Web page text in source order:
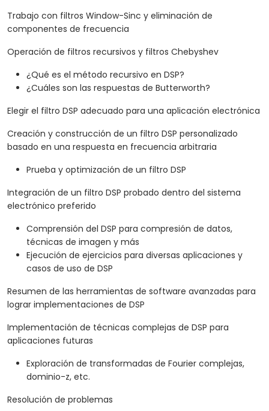
Trabajo con filtros Window-Sinc y eliminación de
componentes de frecuencia
Operación de filtros recursivos y filtros Chebyshev
¿Qué es el método recursivo en DSP?
¿Cuáles son las respuestas de Butterworth?
Elegir el filtro DSP adecuado para una aplicación electrónica
Creación y construcción de un filtro DSP personalizado
basado en una respuesta en frecuencia arbitraria
Prueba y optimización de un filtro DSP
Integración de un filtro DSP probado dentro del sistema
electrónico preferido
Comprensión del DSP para compresión de datos,
técnicas de imagen y más
Ejecución de ejercicios para diversas aplicaciones y
casos de uso de DSP
Resumen de las herramientas de software avanzadas para
lograr implementaciones de DSP
Implementación de técnicas complejas de DSP para
aplicaciones futuras
Exploración de transformadas de Fourier complejas,
dominio-z, etc.
Resolución de problemas